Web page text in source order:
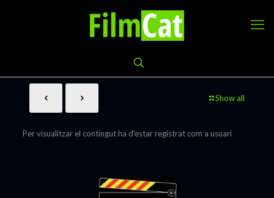
Show all
Per visualitzar el contingut ha d'estar registrat com a usuari